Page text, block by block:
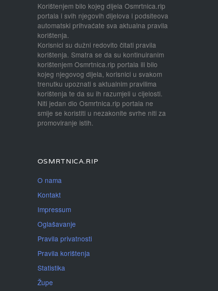
Korištenjem bilo kojeg dijela Osmrtnica.rip
portala i svih njegovih dijelova i podsiteova
automatski prihvaćate sva aktualna pravila
korištenja.
Korisnici su dužni redovito čitati pravila
korištenja. Smatra se da su kontinuiranim
korištenjem Osmrtnica.rip portala ili bilo
kojeg njegovog dijela, korisnici u svakom
trenutku upoznati s aktualnim pravilima
korištenja te da su ih razumjeli u cijelosti.
Niti jedan dio Osmrtnica.rip portala ne
smije se koristiti u nezakonite svrhe niti za
promoviranje istih.
OSMRTNICA.RIP
O nama
Kontakt
Impressum
Oglašavanje
Pravila privatnosti
Pravila korištenja
Statistika
Župe